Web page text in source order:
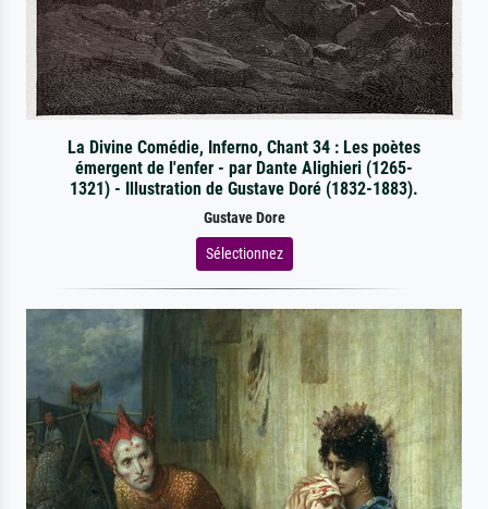
La Divine Comédie, Inferno, Chant 34 : Les poètes
émergent de l'enfer - par Dante Alighieri (1265-
1321) - Illustration de Gustave Doré (1832-1883).
Gustave Dore
Sélectionnez